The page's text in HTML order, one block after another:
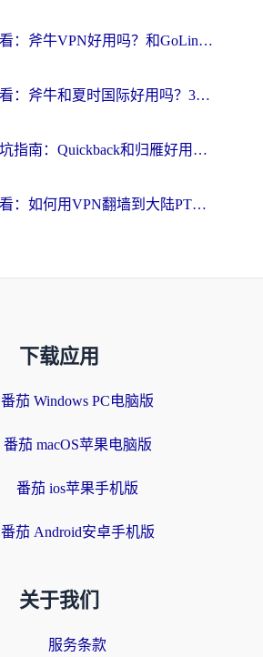
海外党必看：斧牛VPN好用吗？和GoLinkVPN对比哪个回国效果更好？
海外党必看：斧牛和夏时国际好用吗？3步选对回国加速器，无缝刷国内资源
海外党踩坑指南：Quickback和归雁好用吗？选对加速器才能无缝刷国内资源
海外党必看：如何用VPN翻墙到大陆PTT？一篇解决你所有回国加速痛点
下载应用
番茄 Windows PC电脑版
番茄 macOS苹果电脑版
番茄 ios苹果手机版
番茄 Android安卓手机版
关于我们
服务条款